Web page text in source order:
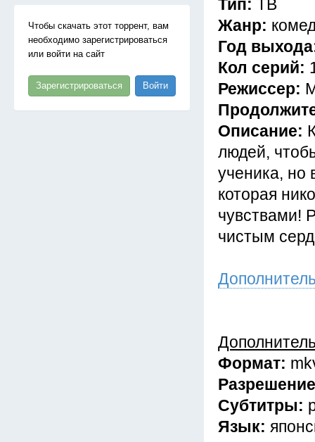
Чтобы скачать этот торрент, вам
необходимо зарегистрироваться
или войти на сайт
Зарегистрироваться Войти
Тип: ТВ
Жанр:
Год
Кол серий:
Режиссер:
Описание:
людей,
ученика, но
которая
чувствами!
чистым
Формат:
Субтитры:
Язык: